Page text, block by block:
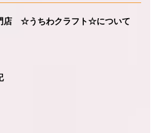
店 ☆うちわクラフト☆について